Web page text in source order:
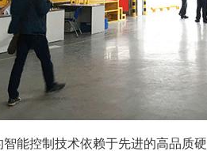
能控制技术依赖于先进的高品质